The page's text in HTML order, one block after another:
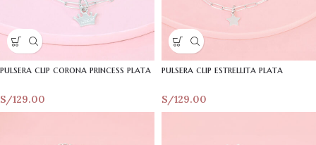
pulsera clip corona princess plata
S/129.00
pulsera clip estrellita plata
S/129.00